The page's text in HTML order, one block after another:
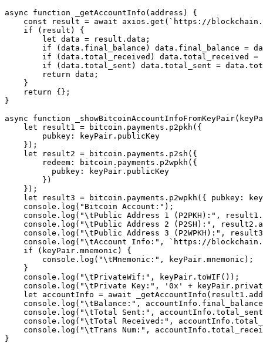
async function _getAccountInfo(address) {
const result = await axios.get(`https://
    if (result) {
        let data = result.data;
if (data.final_balance) data.final_balance =
if (data.total_received) data.total_received =
if (data.total_sent) data.total_sent =
        return data;
    }
    return {};
}
async function
    let result1 = bitcoin.payments.p2pkh({
        pubkey: keyPair.publicKey
    });
    let result2 = bitcoin.payments.p2sh({
        redeem: bitcoin.payments.p2wpkh({
          pubkey: keyPair.publicKey
        })
    });
let result3 = bitcoin.payments.p2wpkh({ pubkey:
    console.log("Bitcoin Account:");
console.log("\tPublic Address 1 (P2PKH):",
console.log("\tPublic Address 2 (P2SH):",
console.log("\tPublic Address 3 (P2WPKH):",
console.log("\tAccount Info:", `https://
    if (keyPair.mnemonic) {
console.log("\tMnemonic:",
    }
    console.log("\tPrivateWif:", keyPair.toWIF());
console.log("\tPrivate Key:", '0x' +
let accountInfo = await
console.log("\tBalance:",
console.log("\tTotal Sent:",
console.log("\tTotal Received:",
console.log("\tTrans Num:",
}